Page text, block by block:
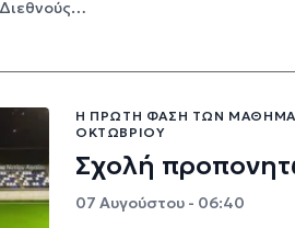
Η ΠΡΏΤΗ ΦΆΣΗ ΤΩΝ
ΟΚΤΩΒΡΊΟΥ
Σχολή
07 Αυγούστου - 06:40